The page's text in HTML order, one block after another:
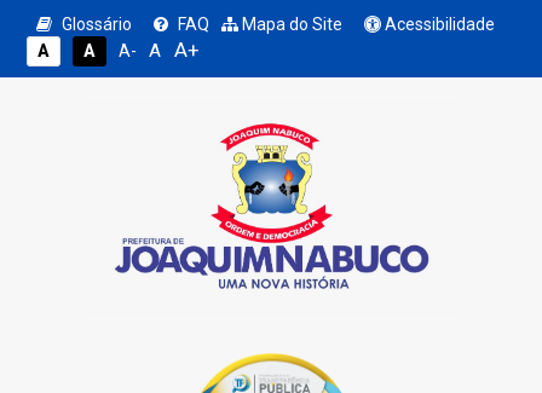
Glossário FAQ Mapa do Site
Acessibilidade
A
A A- A A+